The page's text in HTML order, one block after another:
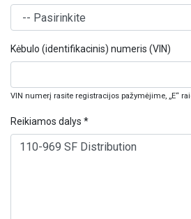
Kėbulo (identifikacinis) numeris (VIN)
VIN numerį rasite registracijos pažymėjime, „E“
Reikiamos dalys *